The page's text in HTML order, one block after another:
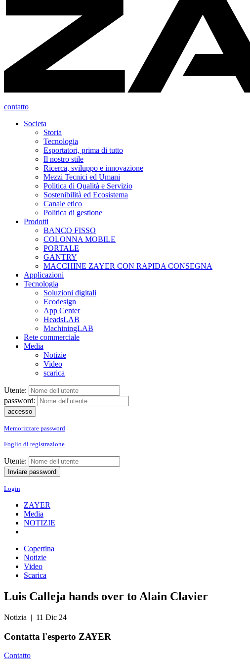
contatto
Societa
Storia
Tecnologia
Esportatori, prima di tutto
Il nostro stile
Ricerca, sviluppo e innovazione
Mezzi Tecnici ed Umani
Politica di Qualità e Servizio
Sostenibilità ed Ecosistema
Canale etico
Politica di gestione
Prodotti
BANCO FISSO
COLONNA MOBILE
PORTALE
GANTRY
MACCHINE ZAYER CON RAPIDA CONSEGNA
Applicazioni
Tecnologia
Soluzioni digitali
Ecodesign
App Center
HeadsLAB
MachiningLAB
Rete commerciale
Media
Notizie
Video
scarica
Utente:
password:
Memorizzare password
Foglio di registrazione
Utente:
Login
ZAYER
Media
NOTIZIE
Copertina
Notizie
Video
Scarica
Luis Calleja hands over to Alain Clavier
Notizia | 11 Dic 24
Contatta l'esperto ZAYER
Contatto